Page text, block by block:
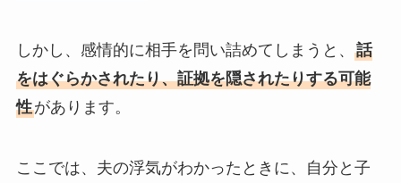
しかし、感情的に相手を問い詰めてしまうと、 話
をはぐらかされたり、証拠を隠されたりする可能
性があります。
ここでは、夫の浮気がわかったときに、自分と子